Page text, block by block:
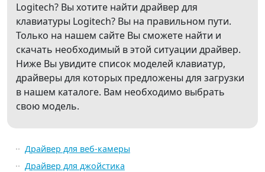
Logitech? Вы хотите найти драйвер для
клавиатуры Logitech? Вы на правильном пути.
Только на нашем сайте Вы сможете найти и
скачать необходимый в этой ситуации драйвер.
Ниже Вы увидите список моделей клавиатур,
драйверы для которых предложены для загрузки
в нашем каталоге. Вам необходимо выбрать
свою модель.
Драйвер для веб-камеры
Драйвер для джойстика